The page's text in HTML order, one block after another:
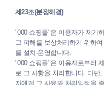
제23조(분쟁해결)
"000 쇼핑몰"은 이용자가 제기
그 피해를 보상처리하기 위하
를 설치·운영합니다.
"000 쇼핑몰"은 이용자로부터
로 그 사항을 처리합니다. 다만
자에게 그 사유와 처리일정을